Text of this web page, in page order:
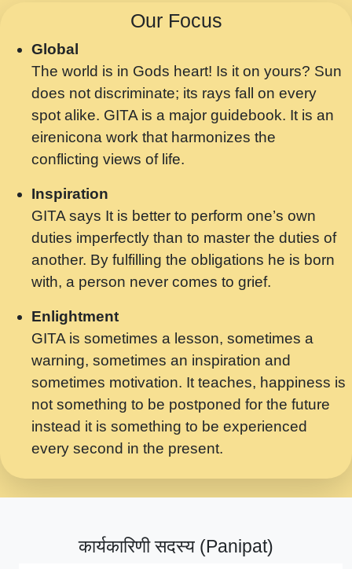
Chahe Ram Ho Chahe Shyam Ho.mp3
मझ अपन जवन बनन न आय, रठ हर क मनन न आय
Shri ravinandan shastri ji maharaj.mp3
मन अशांत मंत्र जाप - गीता प्रेरणा -Swami
Gyananand Ji Maharaj.mp3
मन बध लय परम वल कगन Special Shyam
Saawariya.mp3
मर गनय न अपरध लडडल शर रध.... Shri
ravinandan shastri ji maharaj.mp3
मेरे मन हरी का ध्यान लगा - भजन भाव - 2018 -
Rishikesh - Swami Gyananand Ji
Maharaj.mp3
यह हसरत तलब ह नकज कमर Yahi Hasraten
Talab Hai Bhav Pravah #bhajan.mp3
लडल ज बल ल क ज न लग Sadhvi Purnima Ji
7.9.2021 जवल नगर दलल #बसर.mp3
सख भ मझ पयर ह दख भ मझ पयर ह!छड म कस दत
सपरहट भजन 2021 - तर अखय ह जद भर बहर ज म
सपरहट शयम भजन - जय जय शयम जय जय शयम
Our Focus
Global
The world is in Gods heart! Is it on yours? Sun
does not discriminate; its rays fall on every
spot alike. GITA is a major guidebook. It is an
eirenicona work that harmonizes the
conflicting views of life.
Inspiration
GITA says It is better to perform one’s own
duties imperfectly than to master the duties of
another. By fulfilling the obligations he is born
with, a person never comes to grief.
Enlightment
GITA is sometimes a lesson, sometimes a
warning, sometimes an inspiration and
sometimes motivation. It teaches, happiness is
not something to be postponed for the future
instead it is something to be experienced
every second in the present.
कार्यकारिणी सदस्य (Panipat)